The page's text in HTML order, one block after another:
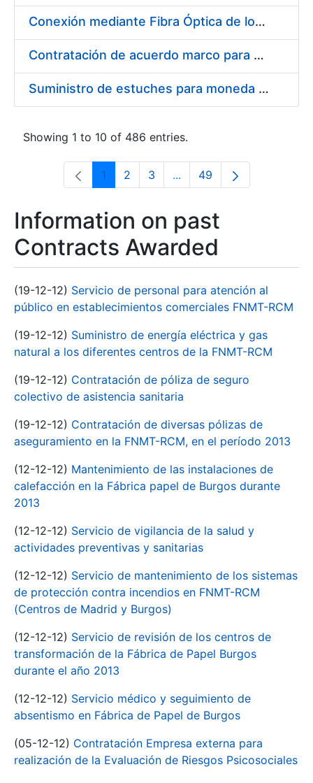
Conexión mediante Fibra Óptica de los Centros de Proceso de Datos (CPDs) de las sedes de la FNMT-RCM de Burgos y Madrid
Contratación de acuerdo marco para el Suministro de Material de Electricidad para la Fábrica Nacional de Moneda y Timbre-Real Casa de la Moneda en su centro de trabajo de Burgos
Suministro de estuches para moneda de 30 €
Showing 1 to 10 of 486 entries.
Page
1 Page
2 Page
3 ...Intermediate Pages Use
Page
49
Information on past
Contracts Awarded
(19-12-12) Servicio de personal para atención al
público en establecimientos comerciales FNMT-RCM
(19-12-12) Suministro de energía eléctrica y gas
natural a los diferentes centros de la FNMT-RCM
(19-12-12) Contratación de póliza de seguro
colectivo de asistencia sanitaria
(19-12-12) Contratación de diversas pólizas de
aseguramiento en la FNMT-RCM, en el período 2013
(12-12-12) Mantenimiento de las instalaciones de
calefacción en la Fábrica papel de Burgos durante
2013
(12-12-12) Servicio de vigilancia de la salud y
actividades preventivas y sanitarias
(12-12-12) Servicio de mantenimiento de los sistemas
de protección contra incendios en FNMT-RCM
(Centros de Madrid y Burgos)
(12-12-12) Servicio de revisión de los centros de
transformación de la Fábrica de Papel Burgos
durante el año 2013
(12-12-12) Servicio médico y seguimiento de
absentismo en Fábrica de Papel de Burgos
(05-12-12) Contratación Empresa externa para
realización de la Evaluación de Riesgos Psicosociales